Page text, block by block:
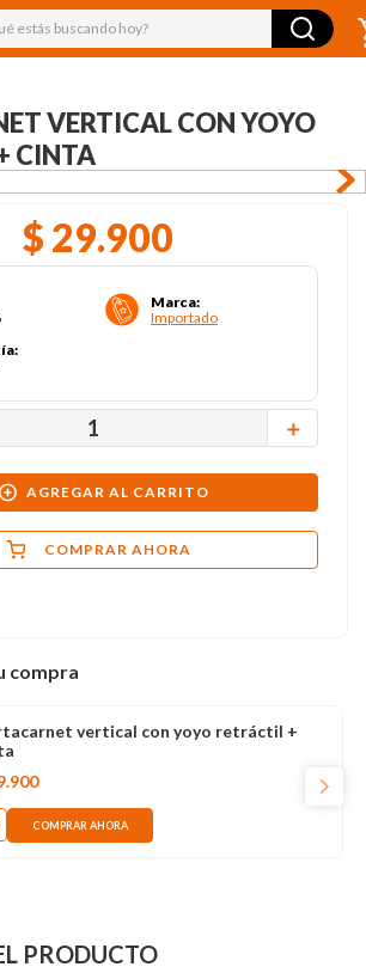
estás buscando hoy?
VERTICAL CON YOYO
CINTA
$ 29.900
Marca:
Importado
:
＋
AGREGAR AL CARRITO
COMPRAR AHORA
compra
vertical con yoyo retráctil +
.900
COMPRAR AHORA
PRODUCTO